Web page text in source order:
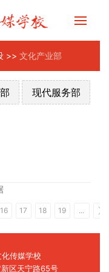
>> 文化产业部
现代服务部
16 17 18 19 ...
传媒学校
区天宁路65号